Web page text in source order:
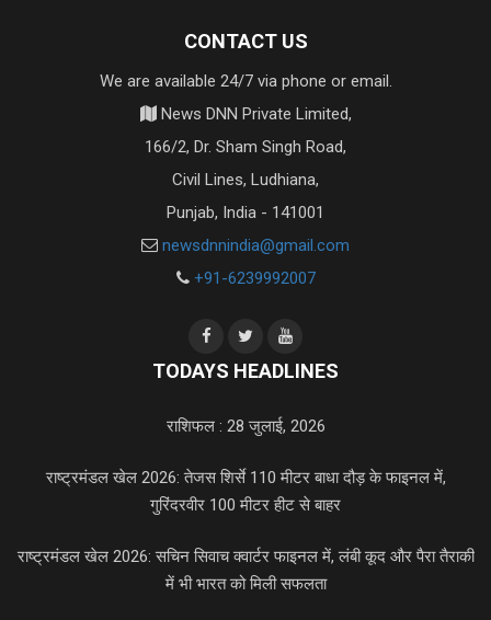
CONTACT US
We are available 24/7 via phone or email.
News DNN Private Limited,
166/2, Dr. Sham Singh Road,
Civil Lines, Ludhiana,
Punjab, India - 141001
newsdnnindia@gmail.com
+91-6239992007
TODAYS HEADLINES
राशिफल : 28 जुलाई, 2026
राष्ट्रमंडल खेल 2026: तेजस शिर्से 110 मीटर बाधा दौड़ के फाइनल में,
गुरिंदरवीर 100 मीटर हीट से बाहर
राष्ट्रमंडल खेल 2026: सचिन सिवाच क्वार्टर फाइनल में, लंबी कूद और पैरा तैराकी
में भी भारत को मिली सफलता